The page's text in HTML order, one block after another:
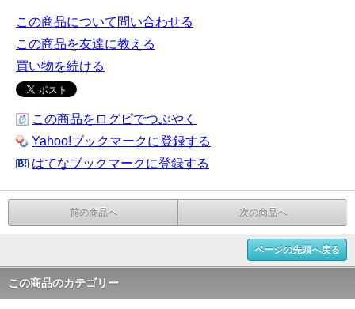
この商品について問い合わせる
この商品を友達に教える
買い物を続ける
この商品をログピでつぶやく
Yahoo!ブックマークに登録する
はてなブックマークに登録する
前の商品へ 次の商品へ
ページの先頭へ戻る
この商品のカテゴリー